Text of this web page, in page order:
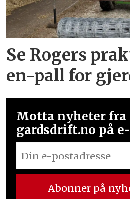
Se Rogers
en-pall for
Motta nyheter fra
gardsdrift.no på